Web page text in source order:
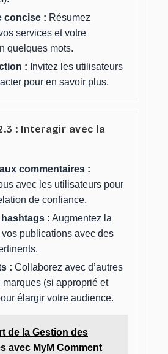
concise : Résumez
services et votre
quelques mots.
: Invitez les utilisateurs
pour en savoir plus.
: Interagir avec la
commentaires :
avec les utilisateurs pour
de confiance.
: Augmentez la
publications avec des
: Collaborez avec d’autres
marques (si approprié et
élargir votre audience.
de la Gestion des
avec MyM Comment